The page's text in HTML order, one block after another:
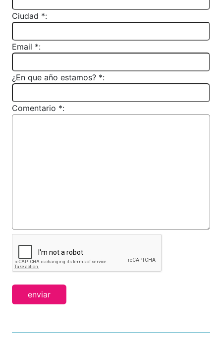
Ciudad *:
Email *:
¿En que año estamos? *:
Comentario *:
enviar